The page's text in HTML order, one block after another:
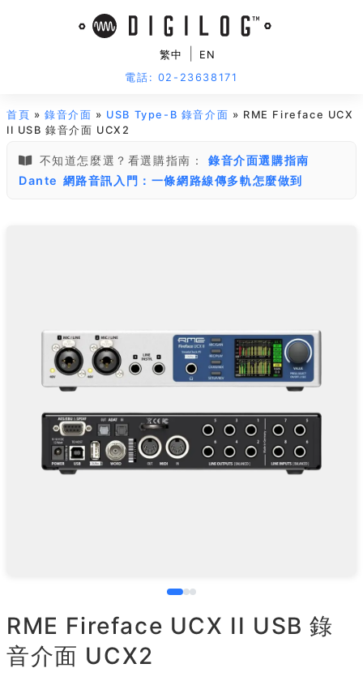
繁中
EN
電話: 02-23638171
首頁 »錄音介面 » USB Type-B 錄音介面 » RME Fireface UCX
II USB 錄音介面 UCX2
不知道怎麼選？看選購指南：
錄音介面選購指南
Dante 網路音訊入門：一條網路線傳多軌怎麼做到
RME Fireface UCX II USB 錄
音介面 UCX2